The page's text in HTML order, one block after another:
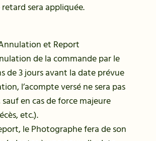
sera appliquée.
et Report
de la commande par le
de 3 jours avant la date prévue
l’acompte versé ne sera pas
en cas de force majeure
etc.).
le Photographe fera de son